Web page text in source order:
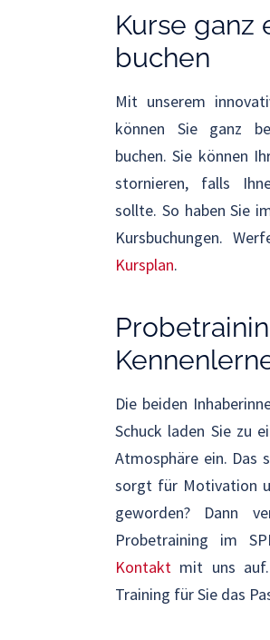
Kurse ganz
buchen
Mit unserem
können Sie ganz
buchen. Sie können
stornieren, falls
sollte. So haben Sie
Kursbuchungen.
Kursplan.
Die beiden
Schuck laden Sie zu
Atmosphäre ein. Das
sorgt für Motivation
geworden? Dann
Probetraining im
Kontakt mit uns
Training für Sie das